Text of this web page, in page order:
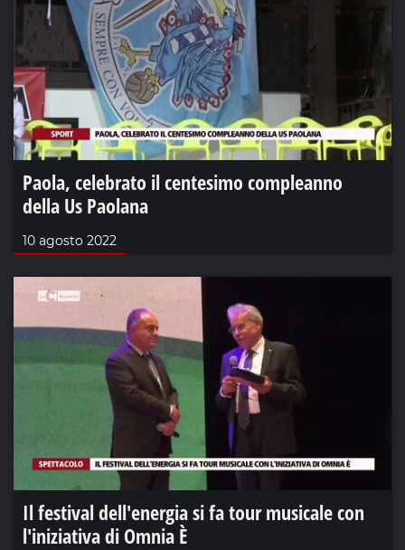
Paola, celebrato il centesimo compleanno
della Us Paolana
10 agosto 2022
Il festival dell'energia si fa tour musicale con
l'iniziativa di Omnia È